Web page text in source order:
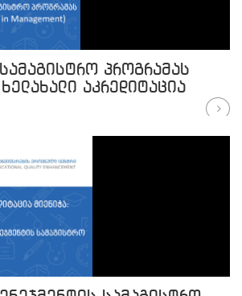
პროგრამას
აკრედიტაცია